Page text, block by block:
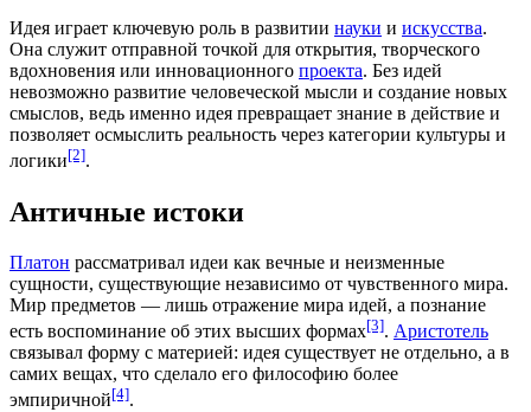
Идея играет ключевую роль в развитии науки и искусства.
Она служит отправной точкой для открытия, творческого
вдохновения или инновационного проекта. Без идей
невозможно развитие человеческой мысли и создание новых
смыслов, ведь именно идея превращает знание в действие и
позволяет осмыслить реальность через категории культуры и
логики[2].
Античные истоки
Платон рассматривал идеи как вечные и неизменные
сущности, существующие независимо от чувственного мира.
Мир предметов — лишь отражение мира идей, а познание
есть воспоминание об этих высших формах[3]. Аристотель
связывал форму с материей: идея существует не отдельно, а в
самих вещах, что сделало его философию более
эмпиричной[4].